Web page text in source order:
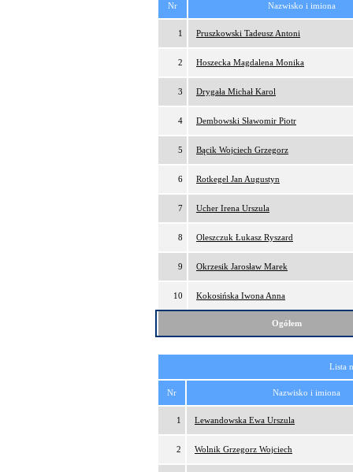
Nr Nazwisko i imiona
1 Pruszkowski Tadeusz Antoni
2 Hoszecka Magdalena Monika
3 Drygała Michał Karol
4 Dembowski Sławomir Piotr
5 Bącik Wojciech Grzegorz
6 Rotkegel Jan Augustyn
7 Ucher Irena Urszula
8 Oleszczuk Łukasz Ryszard
9 Okrzesik Jarosław Marek
10 Kokosińska Iwona Anna
Ogółem
Lista
Nr Nazwisko i imiona
1 Lewandowska Ewa Urszula
2 Wolnik Grzegorz Wojciech